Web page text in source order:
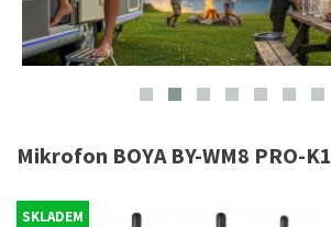
Mikrofon BOYA BY-WM8 PRO-K1
SKLADEM